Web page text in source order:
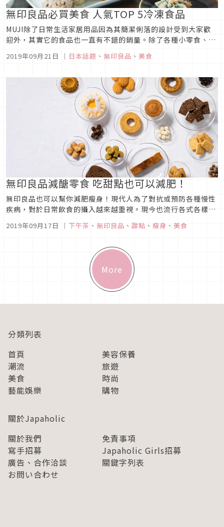
無印良品必買美食 人氣TOP 5冷凍食品
MUJI除了日常生活家居用品因為其簡潔俐落的設計受到大家歡
迎外，其實它的食品也一直有不錯的銷量。除了各種小零食、即
印良品的冷凍食品。在日本無印良品所販售的冷凍食品種類非常
國料理、蔬菜及甜點...
2019年09月21日 ｜ 日本話題 、 無印良品 、 美食
無印良品減醣零食 吃甜點也可以減肥！
無印良品也可以幫你減肥瘦身！現代人為了對抗或預防各種慢性
疾病，對於日常飲食的攝入越來越重視。現今也流行各式各樣的
健康飲食，例如越來越多人加入的低醣飲食或是控制醣攝取量的
各種健康飲食。也因此，市面上開始出現各種低醣食品，讓懶得
2019年09月17日 ｜ 下午茶 、 無印良品 、 甜點 、 瘦身 、 美食
More
分類列表
首頁
美容保養
潮流
旅遊
美食
時尚
藝能娛樂
購物
關於Japaholic
關於我們
免責事項
寫手招募
Japaholic Girls招募
廣告、合作洽談
關鍵字列表
お問い合わせ